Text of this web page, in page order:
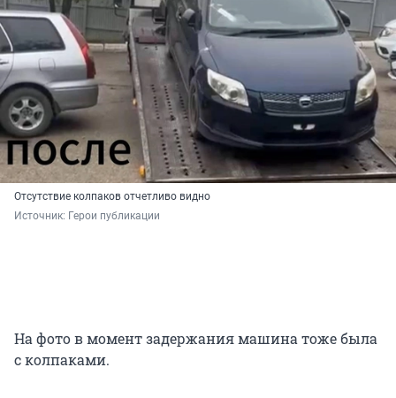
Отсутствие колпаков отчетливо видно
Источник: Герои публикации
На фото в момент задержания машина тоже была
с колпаками.